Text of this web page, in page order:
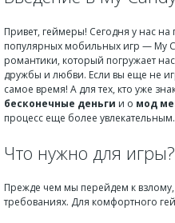
Привет, геймеры! Сегодня у нас на
популярных мобильных игр — My
романтики, который погружает
дружбы и любви. Если вы еще не
самое время! А для тех, кто уже
бесконечные деньги и о мод
процесс еще более увлекательным.
Что нужно для игры?
Прежде чем мы перейдем к
требованиях. Для комфортного